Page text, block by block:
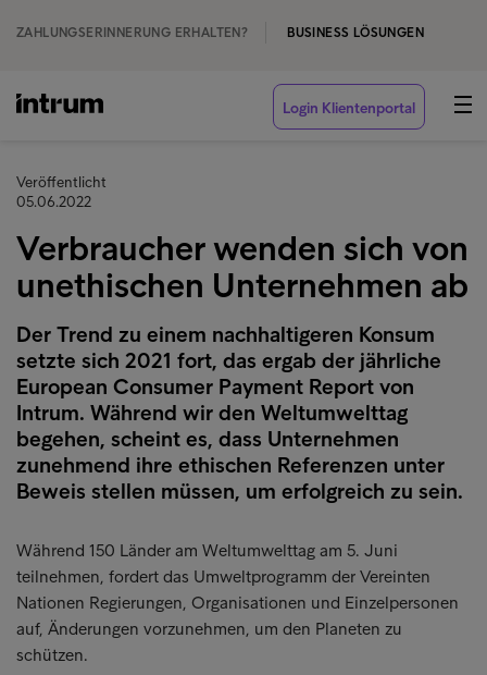
ZAHLUNGSERINNERUNG ERHALTEN? BUSINESS LÖSUNGEN
Login Klientenportal
Veröffentlicht
05.06.2022
Verbraucher wenden sich von
unethischen Unternehmen ab
Der Trend zu einem nachhaltigeren Konsum
setzte sich 2021 fort, das ergab der jährliche
European Consumer Payment Report von
Intrum. Während wir den Weltumwelttag
begehen, scheint es, dass Unternehmen
zunehmend ihre ethischen Referenzen unter
Beweis stellen müssen, um erfolgreich zu sein.
Während 150 Länder am Weltumwelttag am 5. Juni
teilnehmen, fordert das Umweltprogramm der Vereinten
Nationen Regierungen, Organisationen und Einzelpersonen
auf, Änderungen vorzunehmen, um den Planeten zu
schützen.